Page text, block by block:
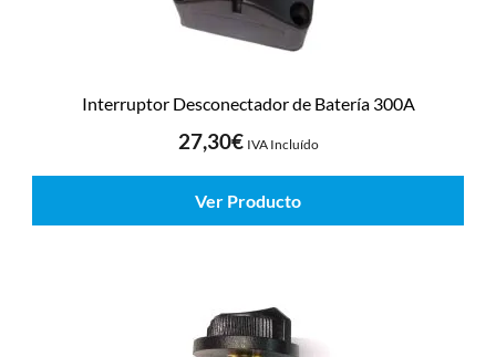
Interruptor Desconectador de Batería 300A
27,30€ IVA Incluído
Ver Producto